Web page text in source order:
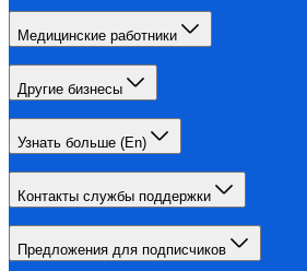
Медицинские работники
Другие бизнесы
Узнать больше (En)
Контакты службы поддержки
Предложения для подписчиков